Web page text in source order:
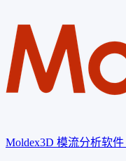
Moldex3D 模流分析软件